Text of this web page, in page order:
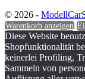
© 2026 -
Warenkorb anzeigen
Diese Website
Shopfunktionalität
keinerlei Profiling,
Sammeln von